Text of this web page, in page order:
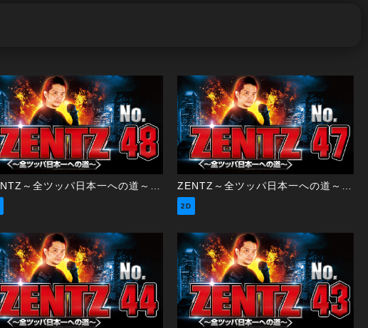
ZENTZ～全ツッパ日本一への道～ 第48話（2/2） ZENTZ～全ツッパ日本一への道～ 第47話（1/2）
2D